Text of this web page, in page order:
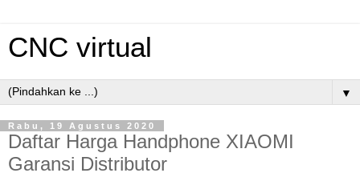
CNC virtual
▼
Rabu, 19 Agustus 2020
Daftar Harga Handphone XIAOMI
Garansi Distributor